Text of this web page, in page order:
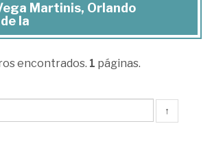
Martinis, Orlando
la
encontrados. 1 páginas.
↑